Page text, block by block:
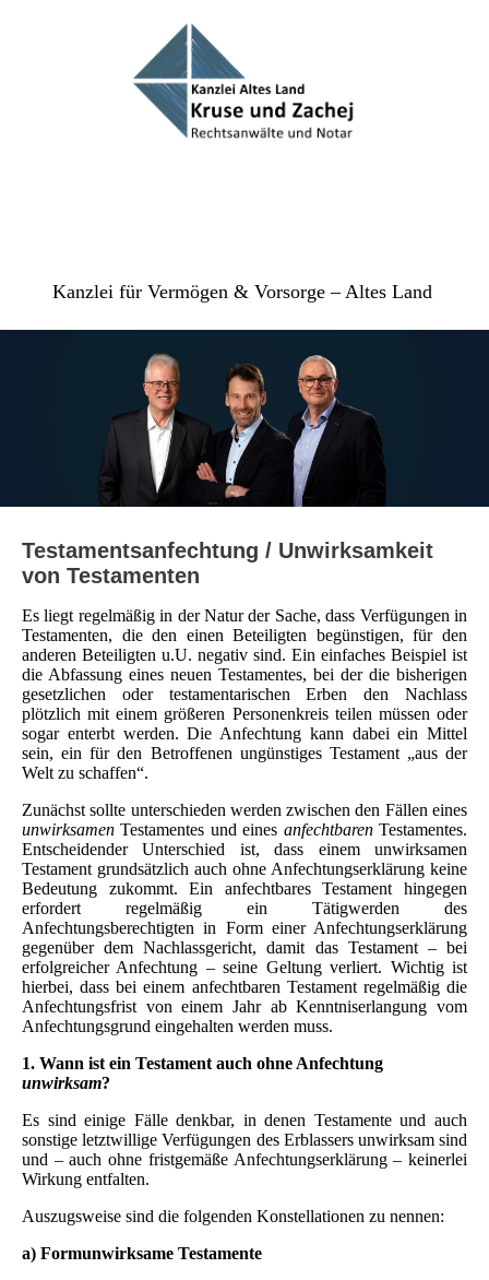
Kanzlei für Vermögen & Vorsorge – Altes Land
Testamentsanfechtung / Unwirksamkeit
von Testamenten
Es liegt regelmäßig in der Natur der Sache, dass Verfügungen in
Testamenten, die den einen Beteiligten begünstigen, für den
anderen Beteiligten u.U. negativ sind. Ein einfaches Beispiel ist
die Abfassung eines neuen Testamentes, bei der die bisherigen
gesetzlichen oder testamentarischen Erben den Nachlass
plötzlich mit einem größeren Personenkreis teilen müssen oder
sogar enterbt werden. Die Anfechtung kann dabei ein Mittel
sein, ein für den Betroffenen ungünstiges Testament „aus der
Welt zu schaffen“.
Zunächst sollte unterschieden werden zwischen den Fällen eines
unwirksamen Testamentes und eines anfechtbarenTestamentes.
Entscheidender Unterschied ist, dass einem unwirksamen
Testament grundsätzlich auch ohne Anfechtungserklärung keine
Bedeutung zukommt. Ein anfechtbares Testament hingegen
erfordert regelmäßig ein Tätigwerden des
Anfechtungsberechtigten in Form einer Anfechtungserklärung
gegenüber dem Nachlassgericht, damit das Testament – bei
erfolgreicher Anfechtung – seine Geltung verliert. Wichtig ist
hierbei, dass bei einem anfechtbaren Testament regelmäßig die
Anfechtungsfrist von einem Jahr ab Kenntniserlangung vom
Anfechtungsgrund eingehalten werden muss.
1. Wann ist ein Testament auch ohne Anfechtung
unwirksam?
Es sind einige Fälle denkbar, in denen Testamente und auch
sonstige letztwillige Verfügungen des Erblassers unwirksam sind
und – auch ohne fristgemäße Anfechtungserklärung – keinerlei
Wirkung entfalten.
Auszugsweise sind die folgenden Konstellationen zu nennen:
a) Formunwirksame Testamente